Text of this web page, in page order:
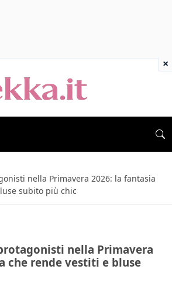
nella Primavera 2026: la fantasia
subito più chic
nella Primavera
che rende vestiti e bluse
×